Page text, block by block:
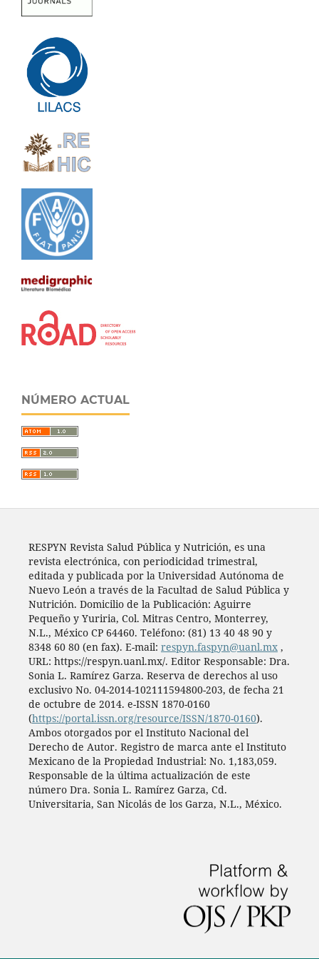
NÚMERO ACTUAL
RESPYN Revista Salud Pública y Nutrición, es una
revista electrónica, con periodicidad trimestral,
editada y publicada por la Universidad Autónoma de
Nuevo León a través de la Facultad de Salud Pública y
Nutrición. Domicilio de la Publicación: Aguirre
Pequeño y Yuriria, Col. Mitras Centro, Monterrey,
N.L., México CP 64460. Teléfono: (81) 13 40 48 90 y
8348 60 80 (en fax). E-mail: respyn.faspyn@uanl.mx,
URL: https://respyn.uanl.mx/. Editor Responsable: Dra.
Sonia L. Ramírez Garza. Reserva de derechos al uso
exclusivo No. 04-2014-102111594800-203, de fecha 21
de octubre de 2014. e-ISSN 1870-0160
(https://portal.issn.org/resource/ISSN/1870-0160).
Ambos otorgados por el Instituto Nacional del
Derecho de Autor. Registro de marca ante el Instituto
Mexicano de la Propiedad Industrial: No. 1,183,059.
Responsable de la última actualización de este
número Dra. Sonia L. Ramírez Garza, Cd.
Universitaria, San Nicolás de los Garza, N.L., México.